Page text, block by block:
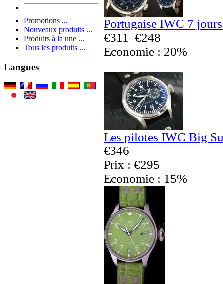
Promotions ...
Nouveaux produits ...
Produits à la une ...
Tous les produits ...
Langues
Portugaise IWC 7
€311
€248
Economie : 20%
Les pilotes IWC Big
€346
Prix : €295
Economie : 15%